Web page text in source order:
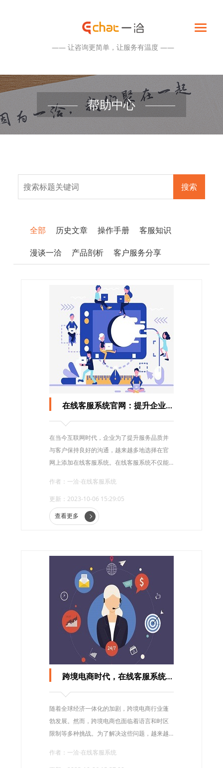
—— 让咨询更简单，让服务有温度 ——
帮助中心
搜索
全部 历史文章 操作手册 客服知识
漫谈一洽 产品剖析 客户服务分享
在线客服系统官网：提升企业服务品质
在当今互联网时代，企业为了提升服务品质并
与客户保持良好的沟通，越来越多地选择在官
网上添加在线客服系统。在线客服系统不仅能
务，满足客户多样化的需求。
作者：一洽·在线客服系统
更新：2023-10-06 15:29:05
查看更多
跨境电商时代，在线客服系统助力实现全天候服务
随着全球经济一体化的加剧，跨境电商行业蓬
勃发展。然而，跨境电商也面临着语言和时区
限制等多种挑战。为了解决这些问题，越来越
候服务。在线客服系统的出现，为跨境行业带
作者：一洽·在线客服系统